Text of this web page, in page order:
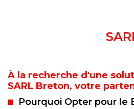
À la recherche d'une
SARL Breton, votre
Pourquoi Opter pour le